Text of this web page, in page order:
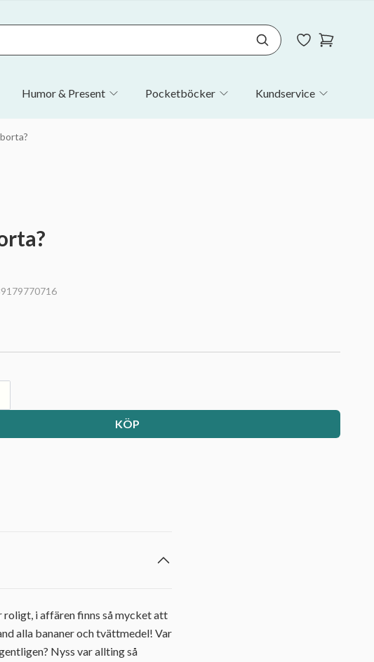
Humor & Present Pocketböcker Kundservice
KÖP
roligt, i affären finns så mycket att
alla bananer och tvättmedel! Var
Nyss var allting så